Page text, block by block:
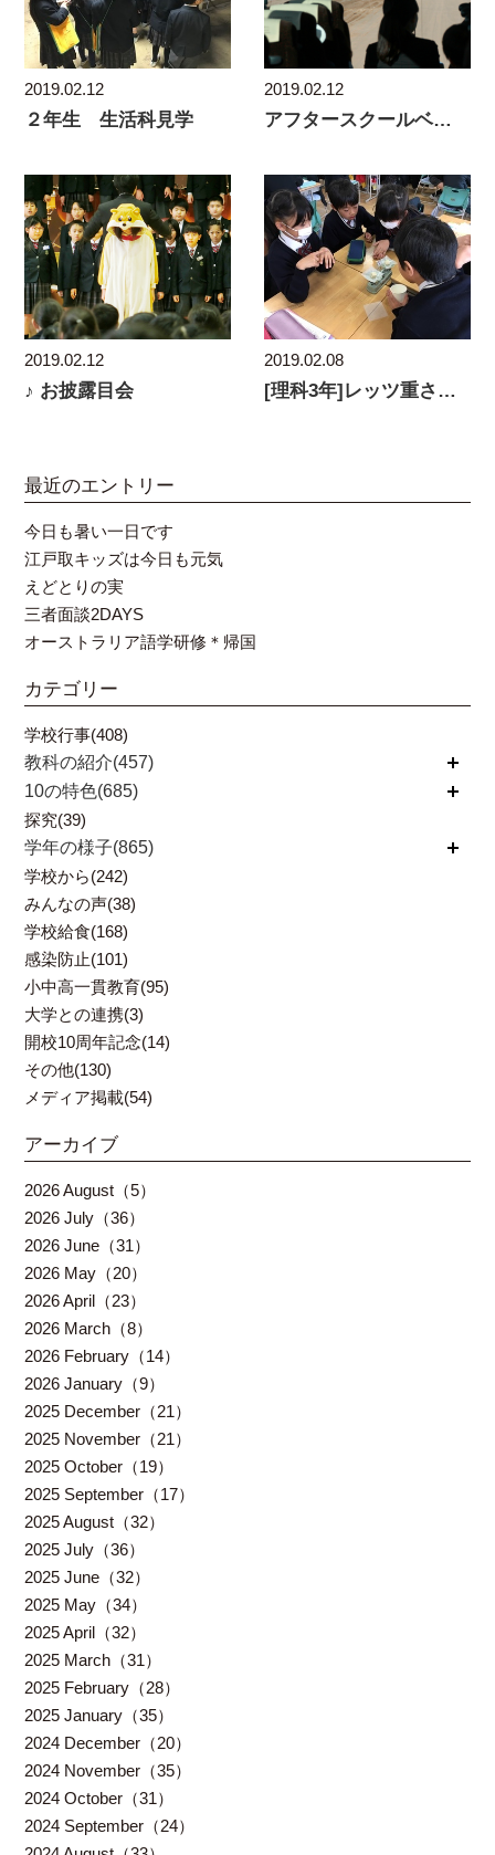
2019.02.12
２年生 生活科見学
2019.02.12
アフタースクールベースアップ国語作品紹介①
2019.02.12
♪ お披露目会
2019.02.08
[理科3年]レッツ重さくらべ！
最近のエントリー
今日も暑い一日です
江戸取キッズは今日も元気
えどとりの実
三者面談2DAYS
オーストラリア語学研修＊帰国
カテゴリー
学校行事(408)
教科の紹介(457)
開く
10の特色(685)
開く
探究(39)
学年の様子(865)
開く
学校から(242)
みんなの声(38)
学校給食(168)
感染防止(101)
小中高一貫教育(95)
大学との連携(3)
開校10周年記念(14)
その他(130)
メディア掲載(54)
アーカイブ
2026 August（5）
2026 July（36）
2026 June（31）
2026 May（20）
2026 April（23）
2026 March（8）
2026 February（14）
2026 January（9）
2025 December（21）
2025 November（21）
2025 October（19）
2025 September（17）
2025 August（32）
2025 July（36）
2025 June（32）
2025 May（34）
2025 April（32）
2025 March（31）
2025 February（28）
2025 January（35）
2024 December（20）
2024 November（35）
2024 October（31）
2024 September（24）